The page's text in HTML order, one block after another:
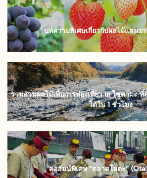
บทความพิเศษเกี่ยวกับผลไม้แสนอ
รวมสวนผลไม้เพื่อการท่องเที่ยว in ไซตามะ ที่
ได้ใน 1 ชั่วโมง
คอลัมน์พิเศษ “ตลาดโอตะ”